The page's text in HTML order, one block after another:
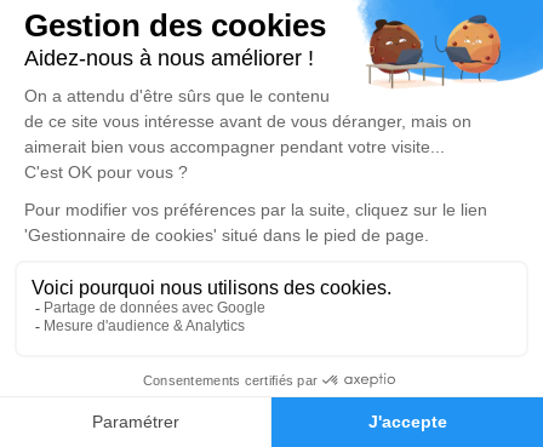
Faire-part Hommages
anecdote ou exprimer vos pensées à travers des
poèmes ou des textes. Cet endroit est un lieu
d'expression dédié à honorer la mémoire de Georges
CAILA.
Un service de plantation d’arbre hommage est
disponible ici.
Je rends hommage
Cérémonie religieuse
Église Saint-François-d'Assise de Perpignan
66000 Perpignan